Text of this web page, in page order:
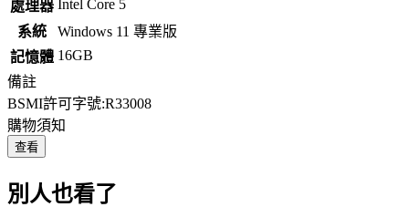
處理器 Intel Core 5
系統
Windows 11 專業版
記憶體 16GB
備註
BSMI許可字號:R33008
購物須知
查看
別人也看了